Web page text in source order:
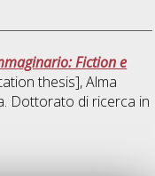
Fiction e
thesis], Alma
Dottorato di ricerca in